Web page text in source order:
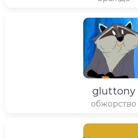
gluttony
обжорство